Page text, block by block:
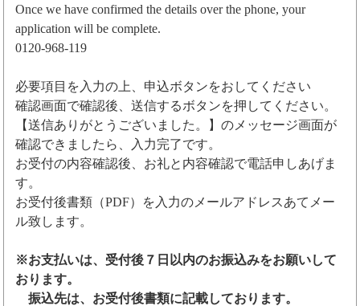
Once we have confirmed the details over the phone, your
application will be complete.
0120-968-119
必要項目を入力の上、申込ボタンをおしてください
確認画面で確認後、送信するボタンを押してください。
【送信ありがとうございました。】のメッセージ画面が
確認できましたら、入力完了です。
お受付の内容確認後、お礼と内容確認で電話申しあげま
す。
お受付後書類（PDF）を入力のメールアドレスあてメー
ル致します。
※お支払いは、受付後７日以内のお振込みをお願いして
おります。
振込先は、お受付後書類に記載しております。